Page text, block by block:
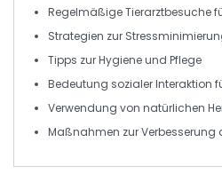
Regelmäßige Tierarztbesuche
Strategien zur
Tipps zurHygieneund Pflege
Bedeutung sozialerInteraktion
Verwendung von natürlichen
Maßnahmen zur Verbesserung